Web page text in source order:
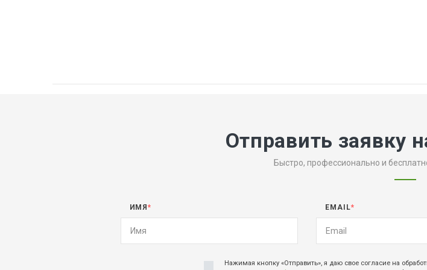
Отправить заявку
Быстро, профессионально и
ИМЯ* EMAIL*
Нажимая кнопку «Отправить», я даю свое согласие на